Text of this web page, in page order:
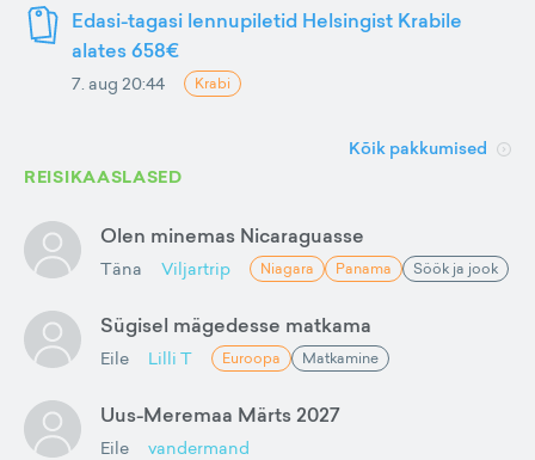
Edasi-tagasi lennupiletid Helsingist Krabile
alates 658€
7. aug 20:44 Krabi
Kõik pakkumised
REISIKAASLASED
Olen minemas Nicaraguasse
Täna Viljartrip Niagara Panama Söök ja jook
Sügisel mägedesse matkama
Eile Lilli T Euroopa Matkamine
Uus-Meremaa Märts 2027
Eile vandermand